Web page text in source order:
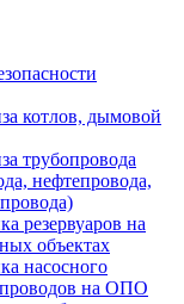
котлов, дымовой
трубопровода
нефтепровода,
резервуаров на
объектах
насосного
на ОПО